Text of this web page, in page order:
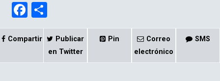
F
a
ce
o
m
p
Compartir
Publicar
en Twitter
Pin
Correo
electrónico
SMS